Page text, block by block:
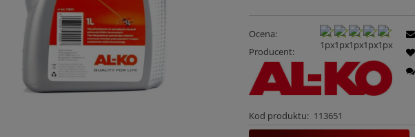
Ocena:
Producent:
Kod produktu: 113651